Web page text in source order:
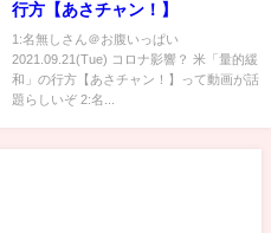
行方【あさチャン！】
1:名無しさん＠お腹いっぱい
2021.09.21(Tue) コロナ影響？ 米「量的緩
和」の行方【あさチャン！】って動画が話
題らしいぞ 2:名...